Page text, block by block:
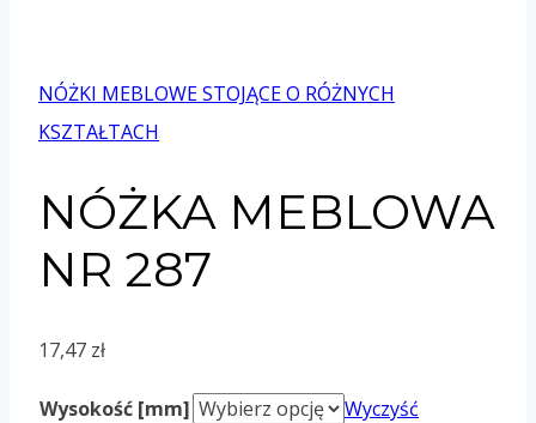
NÓŻKI MEBLOWE STOJĄCE O RÓŻNYCH
KSZTAŁTACH
NÓŻKA MEBLOWA
NR 287
17,47 zł
Wysokość [mm]
Wyczyść